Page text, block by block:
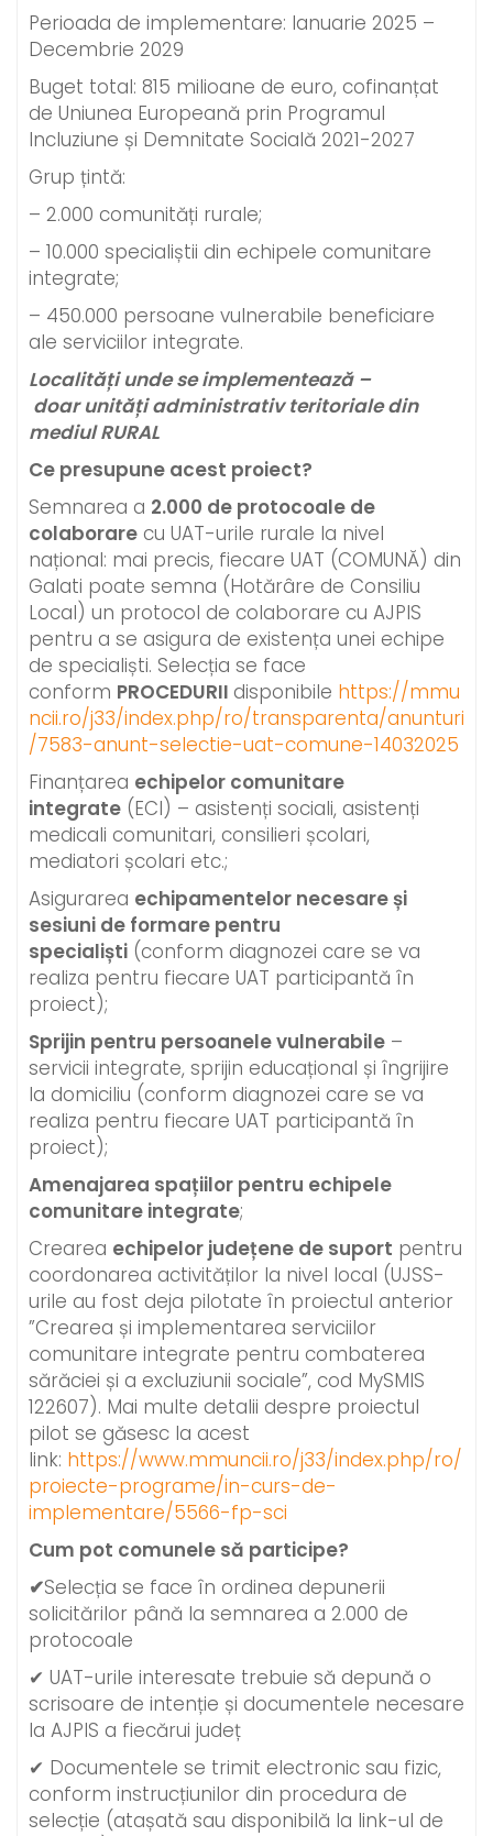
Perioada de implementare: Ianuarie 2025 –
Decembrie 2029
Buget total: 815 milioane de euro, cofinanțat
de Uniunea Europeană prin Programul
Incluziune și Demnitate Socială 2021-2027
Grup țintă:
– 2.000 comunități rurale;
– 10.000 specialiștii din echipele comunitare
integrate;
– 450.000 persoane vulnerabile beneficiare
ale serviciilor integrate.
Localități unde se implementează –
doarunități administrativ teritoriale din
mediulRURAL
Ce presupune acest proiect?
Semnarea a 2.000 de protocoale de
colaborare cu UAT-urile rurale la nivel
național: mai precis, fiecare UAT (COMUNĂ) din
Galati poate semna (Hotărâre de Consiliu
Local) un protocol de colaborare cu AJPIS
pentru a se asigura de existența unei echipe
de specialiști. Selecția se face
conform PROCEDURII disponibile https://mmu
ncii.ro/j33/index.php/ro/transparenta/anunturi
/7583-anunt-selectie-uat-comune-14032025
Finanțarea echipelor comunitare
integrate (ECI) – asistenți sociali, asistenți
medicali comunitari, consilieri școlari,
mediatori școlari etc.;
Asigurarea echipamentelor necesare și
sesiuni de formare pentru
specialiști (conform diagnozei care se va
realiza pentru fiecare UAT participantă în
proiect);
Sprijin pentru persoanele vulnerabile –
servicii integrate, sprijin educațional și îngrijire
la domiciliu (conform diagnozei care se va
realiza pentru fiecare UAT participantă în
proiect);
Amenajarea spațiilor pentru echipele
comunitare integrate;
Crearea echipelor județene de suport pentru
coordonarea activităților la nivel local (UJSS-
urile au fost deja pilotate în proiectul anterior
”Crearea și implementarea serviciilor
comunitare integrate pentru combaterea
sărăciei și a excluziunii sociale”, cod MySMIS
122607). Mai multe detalii despre proiectul
pilot se găsesc la acest
link: https://www.mmuncii.ro/j33/index.php/ro/
proiecte-programe/in-curs-de-
implementare/5566-fp-sci
Cum pot comunele să participe?
✔Selecția se face în ordinea depunerii
solicitărilor până la semnarea a 2.000 de
protocoale
✔ UAT-urile interesate trebuie să depună o
scrisoare de intenție și documentele necesare
la AJPIS a fiecărui județ
✔ Documentele se trimit electronic sau fizic,
conform instrucțiunilor din procedura de
selecție (atașată sau disponibilă la link-ul de